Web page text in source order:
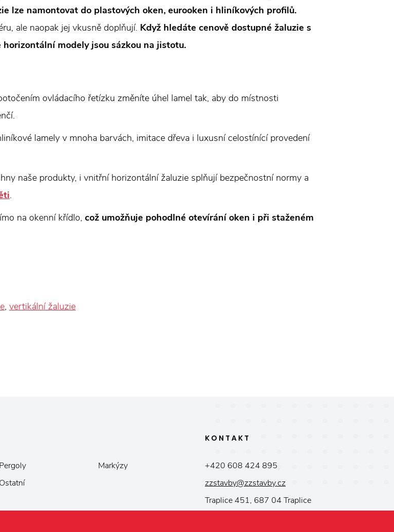
lze namontovat do plastových oken, eurooken i hliníkových profilů.
ale naopak jej vkusně doplňují. Když hledáte cenově dostupné žaluzie s
modely jsou sázkou na jistotu.
ovládacího řetízku změníte úhel lamel tak, aby do místnosti
lamely v mnoha barvách, imitace dřeva i luxusní celostínící provedení
naše produkty, i vnitřní horizontální žaluzie splňují bezpečnostní normy a
.
na okenní křídlo, což umožňuje pohodlné otevírání oken i při staženém
, vertikální žaluzie
Pergoly
Markýzy
Ostatní
KONTAKT
+420 608 424 895
zzstavby@zzstavby.cz
Traplice 451, 687 04 Traplice